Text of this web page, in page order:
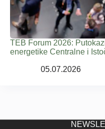
TEB Forum 2026:
energetike Centralne i
05.07.2026